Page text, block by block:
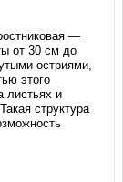
—
от 30 см до
остриями,
этого
листьях и
структура